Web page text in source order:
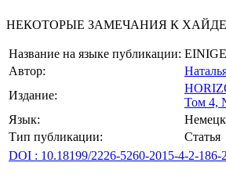
НЕКОТОРЫЕ ЗАМЕЧАНИЯ К
Название на языке публикации:
Автор:
Издание:
Том 4,
Язык:
Тип публикации:
Статья
DOI : 10.18199/2226-5260-2015-4-2-186-